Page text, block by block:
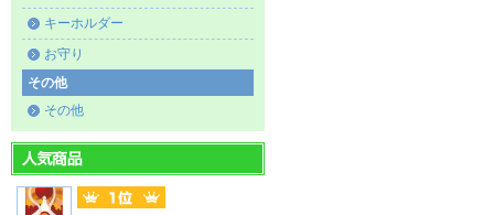
キーホルダー
お守り
その他
その他